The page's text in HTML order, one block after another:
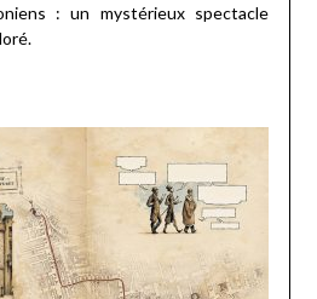
: un mystérieux spectacle